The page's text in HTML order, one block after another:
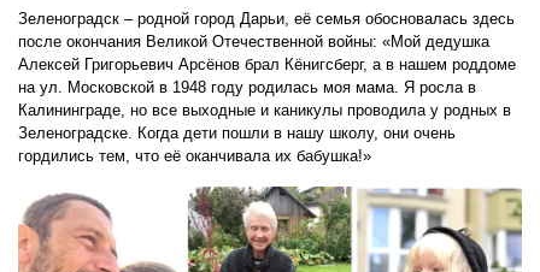
Зеленоградск – родной город Дарьи, её семья обосновалась здесь
после окончания Великой Отечественной войны: «Мой дедушка
Алексей Григорьевич Арсёнов брал Кёнигсберг, а в нашем роддоме
на ул. Московской в 1948 году родилась моя мама. Я росла в
Калининграде, но все выходные и каникулы проводила у родных в
Зеленоградске. Когда дети пошли в нашу школу, они очень
гордились тем, что её оканчивала их бабушка!»